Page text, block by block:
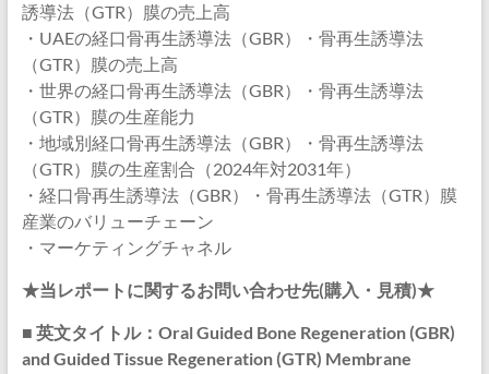
誘導法（GTR）膜の売上高
・UAEの経口骨再生誘導法（GBR）・骨再生誘導法
（GTR）膜の売上高
・世界の経口骨再生誘導法（GBR）・骨再生誘導法
（GTR）膜の生産能力
・地域別経口骨再生誘導法（GBR）・骨再生誘導法
（GTR）膜の生産割合（2024年対2031年）
・経口骨再生誘導法（GBR）・骨再生誘導法（GTR）膜
産業のバリューチェーン
・マーケティングチャネル
★当レポートに関するお問い合わせ先(購入・見積)★
■ 英文タイトル：Oral Guided Bone Regeneration (GBR)
and Guided Tissue Regeneration (GTR) Membrane